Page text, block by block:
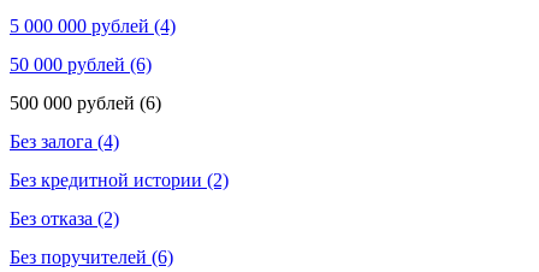
5 000 000 рублей (4)
50 000 рублей (6)
500 000 рублей (6)
Без залога (4)
Без кредитной истории (2)
Без отказа (2)
Без поручителей (6)